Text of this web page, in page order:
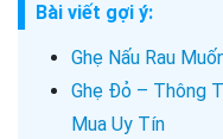
Bài viết gợi ý:
Ghẹ Nấu Rau
Ghẹ Đỏ – Thông
Mua Uy Tín